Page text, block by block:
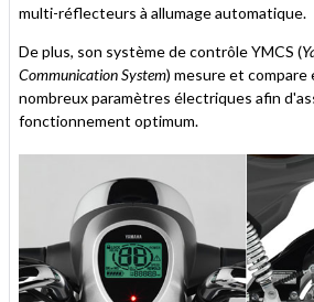
multi-réflecteurs à allumage automatique.
De plus, son système de contrôle YMCS (
Communication System) mesure et compare
nombreux paramètres électriques afin
fonctionnement optimum.